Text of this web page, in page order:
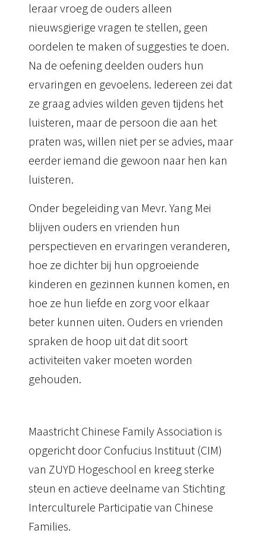
leraar vroeg de ouders alleen
nieuwsgierige vragen te stellen, geen
oordelen te maken of suggesties te doen.
Na de oefening deelden ouders hun
ervaringen en gevoelens. Iedereen zei dat
ze graag advies wilden geven tijdens het
luisteren, maar de persoon die aan het
praten was,willen niet per se advies, maar
eerder iemand die gewoon naar hen kan
luisteren.
Onder begeleiding van Mevr. Yang Mei
blijven ouders en vrienden hun
perspectieven en ervaringen veranderen,
hoe ze dichter bij hun opgroeiende
kinderen en gezinnen kunnen komen, en
hoe ze hun liefde en zorg voor elkaar
beter kunnen uiten. Ouders en vrienden
spraken de hoop uit dat dit soort
activiteiten vaker moeten worden
gehouden.
Maastricht Chinese Family Association is
opgericht door Confucius Instituut (CIM)
van ZUYD Hogeschool en kreeg sterke
steun en actieve deelname van Stichting
Interculturele Participatie van Chinese
Families.